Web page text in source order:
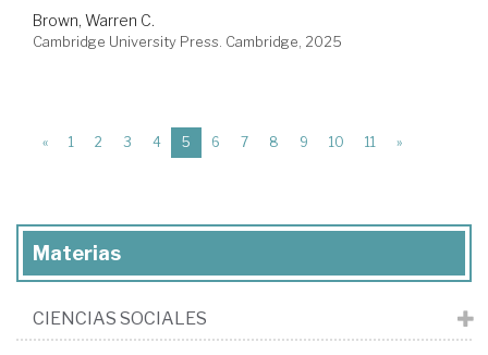
Brown, Warren C.
Cambridge University Press. Cambridge, 2025
« 1 2 3 4 5 (current)
6 7 8 9 10 11 »
Materias
CIENCIAS SOCIALES